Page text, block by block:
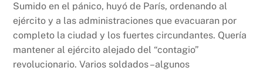
Sumido en el pánico, huyó de París, ordenando al
ejército y a las administraciones que evacuaran por
completo la ciudad y los fuertes circundantes. Quería
mantener al ejército alejado del “contagio”
revolucionario. Varios soldados –algunos